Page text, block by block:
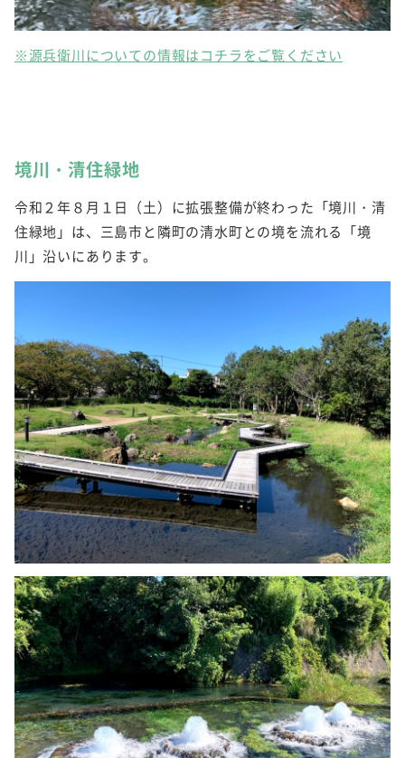
※源兵衛川についての情報はコチラをご覧ください
境川・清住緑地
令和２年８月１日（土）に拡張整備が終わった「境川・清
住緑地」は、三島市と隣町の清水町との境を流れる「境
川」沿いにあります。